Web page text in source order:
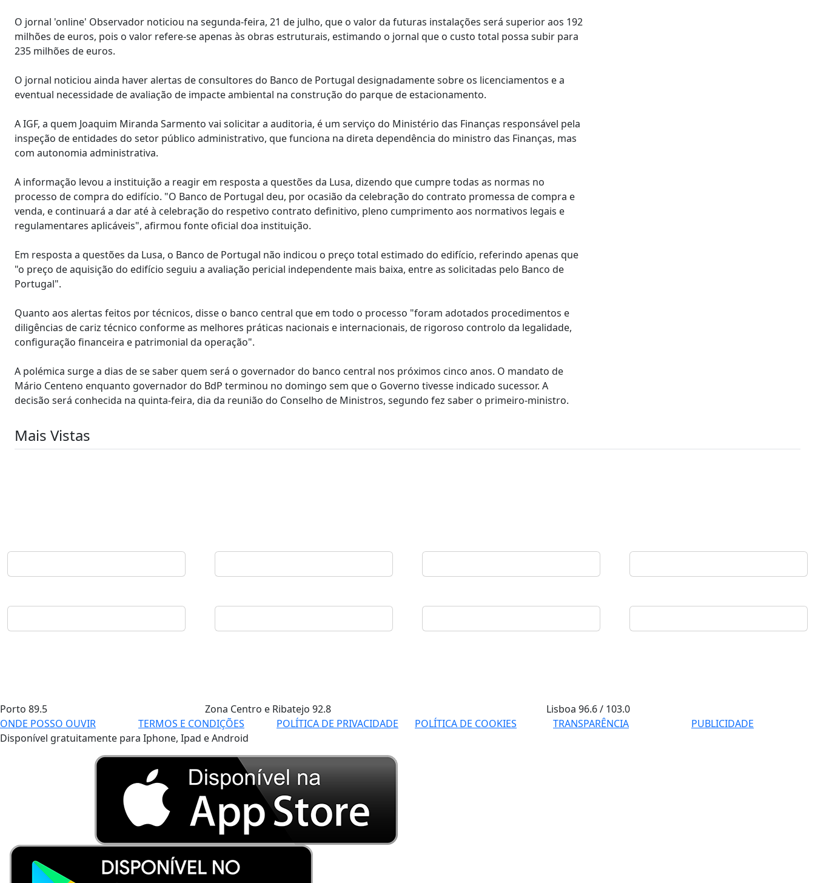
O jornal 'online' Observador noticiou na segunda-feira, 21 de julho, que o valor da futuras instalações será superior aos 192
milhões de euros, pois o valor refere-se apenas às obras estruturais, estimando o jornal que o custo total possa subir para
235 milhões de euros.
O jornal noticiou ainda haver alertas de consultores do Banco de Portugal designadamente sobre os licenciamentos e a
eventual necessidade de avaliação de impacte ambiental na construção do parque de estacionamento.
A IGF, a quem Joaquim Miranda Sarmento vai solicitar a auditoria, é um serviço do Ministério das Finanças responsável pela
inspeção de entidades do setor público administrativo, que funciona na direta dependência do ministro das Finanças, mas
com autonomia administrativa.
A informação levou a instituição a reagir em resposta a questões da Lusa, dizendo que cumpre todas as normas no
processo de compra do edifício. "O Banco de Portugal deu, por ocasião da celebração do contrato promessa de compra e
venda, e continuará a dar até à celebração do respetivo contrato definitivo, pleno cumprimento aos normativos legais e
regulamentares aplicáveis", afirmou fonte oficial doa instituição.
Em resposta a questões da Lusa, o Banco de Portugal não indicou o preço total estimado do edifício, referindo apenas que
"o preço de aquisição do edifício seguiu a avaliação pericial independente mais baixa, entre as solicitadas pelo Banco de
Portugal".
Quanto aos alertas feitos por técnicos, disse o banco central que em todo o processo "foram adotados procedimentos e
diligências de cariz técnico conforme as melhores práticas nacionais e internacionais, de rigoroso controlo da legalidade,
configuração financeira e patrimonial da operação".
A polémica surge a dias de se saber quem será o governador do banco central nos próximos cinco anos. O mandato de
Mário Centeno enquanto governador do BdP terminou no domingo sem que o Governo tivesse indicado sucessor. A
decisão será conhecida na quinta-feira, dia da reunião do Conselho de Ministros, segundo fez saber o primeiro-ministro.
Mais Vistas
Porto 89.5 Zona Centro e Ribatejo 92.8 Lisboa96.6 / 103.0
ONDE POSSO OUVIR
TERMOS E CONDIÇÕES POLÍTICA DE PRIVACIDADE POLÍTICA DE COOKIES TRANSPARÊNCIA
PUBLICIDADE
Disponível gratuitamente para Iphone, Ipad e Android